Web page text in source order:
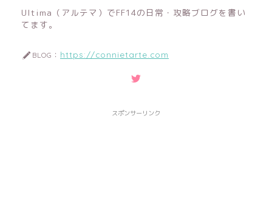
Ultima（アルテマ）でFF14の日常・攻略ブログを書い
てます。
BLOG： https://connietarte.com
スポンサーリンク